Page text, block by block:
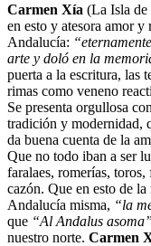
Carmen Xía (La Isla de
en esto y atesora amor
Andalucía:
arte y doló en la
puerta a la escritura, las
rimas como veneno
Se presenta orgullosa
tradición y modernidad,
da buena cuenta de la
Que no todo iban a ser
faralaes, romerías,
cazón. Que en esto de
Andalucía misma, “la
que “Al Andalus asoma”
nuestro norte. Carmen